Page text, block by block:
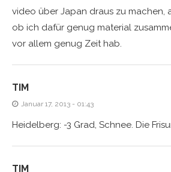
video über Japan draus zu machen,
ob ich dafür genug material
vor allem genug Zeit hab.
TIM
Januar 17, 2013 - 01:43
Heidelberg: -3 Grad, Schnee. Die
TIM